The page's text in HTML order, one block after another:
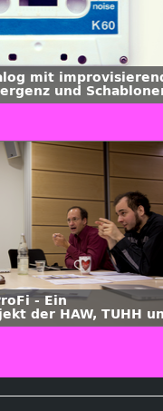
mit
und
Interview mit Ken
- Ein
der HAW, TUHH